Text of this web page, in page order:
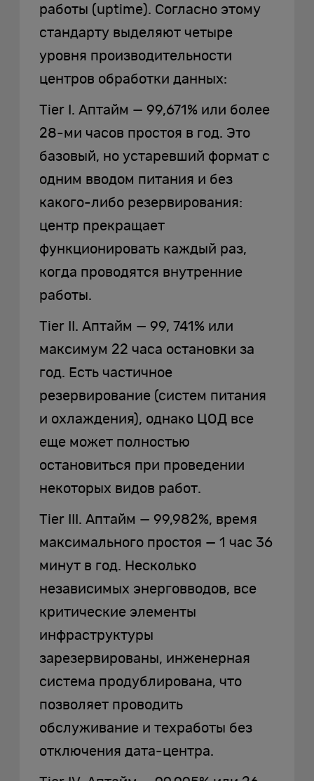
работы (uptime). Согласно этому
стандарту выделяют четыре
уровня производительности
центров обработки данных:
Tier I. Аптайм — 99,671% или более
28-ми часов простоя в год. Это
базовый, но устаревший формат с
одним вводом питания и без
какого-либо резервирования:
центр прекращает
функционировать каждый раз,
когда проводятся внутренние
работы.
Tier II. Аптайм — 99, 741% или
максимум 22 часа остановки за
год. Есть частичное
резервирование (систем питания
и охлаждения), однако ЦОД все
еще может полностью
остановиться при проведении
некоторых видов работ.
Tier III. Аптайм — 99,982%, время
максимального простоя — 1 час 36
минут в год. Несколько
независимых энерговводов, все
критические элементы
инфраструктуры
зарезервированы, инженерная
система продублирована, что
позволяет проводить
обслуживание и техработы без
отключения дата-центра.